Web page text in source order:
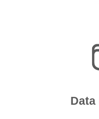
Data